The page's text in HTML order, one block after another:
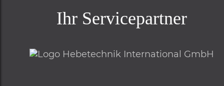
Ihr Servicepartner